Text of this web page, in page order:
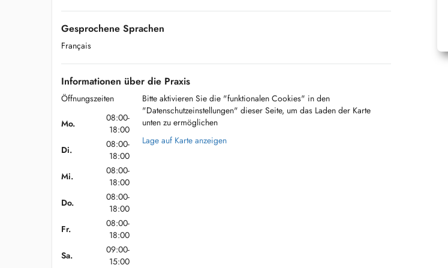
Gesprochene Sprachen
Français
Informationen über die Praxis
Öffnungszeiten
Mo.
08:00-
18:00
Di.
08:00-
18:00
Mi.
08:00-
18:00
Do.
08:00-
18:00
Fr.
08:00-
18:00
Sa.
09:00-
15:00
Bitte aktivieren Sie die "funktionalen Cookies" in den
"Datenschutzeinstellungen" dieser Seite, um das Laden der Karte
unten zu ermöglichen
Lage auf Karte anzeigen